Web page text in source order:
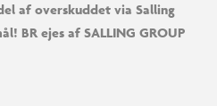
af overskuddet via Salling
BR ejes af SALLING GROUP